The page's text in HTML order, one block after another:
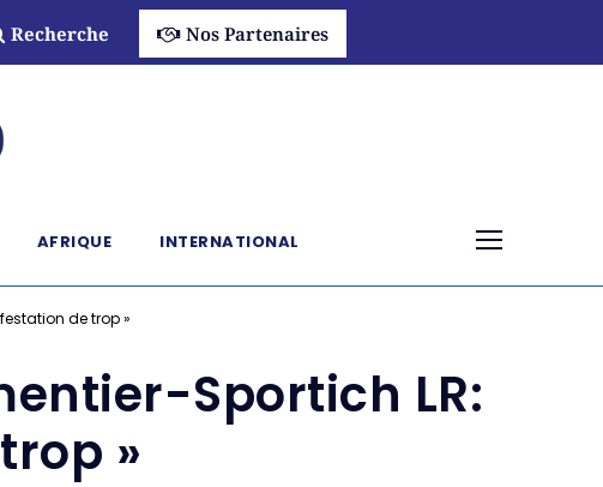
Recherche Nos Partenaires
AFRIQUE INTERNATIONAL
de trop »
Sportich LR:
»